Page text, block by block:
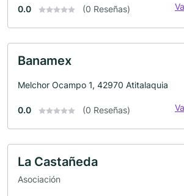
0.0 (0 Reseñas)
Banamex
Melchor Ocampo 1, 42970 Atitalaquia
0.0 (0 Reseñas)
La Castañeda
Asociación